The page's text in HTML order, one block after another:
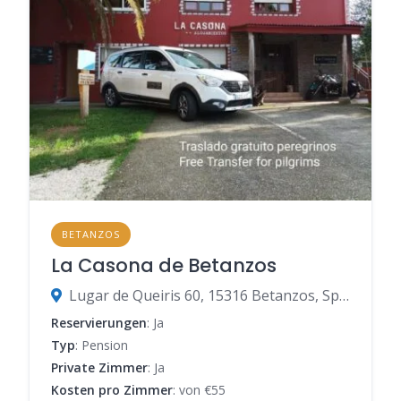
BETANZOS
La Casona de Betanzos
Lugar de Queiris 60, 15316 Betanzos, Spanien
Reservierungen: Ja
Typ: Pension
Private Zimmer: Ja
Kosten pro Zimmer: von €55